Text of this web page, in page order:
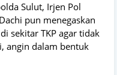
Sulut, Irjen Pol
pun menegaskan
sekitar TKP agar tidak
angin dalam bentuk